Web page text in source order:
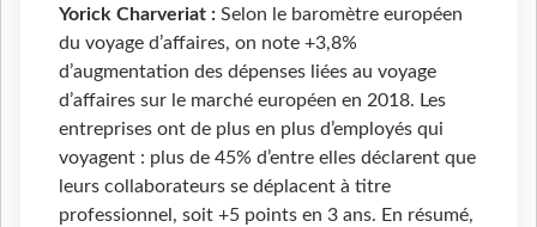
Yorick Charveriat : Selon le baromètre européen
du voyage d’affaires, on note +3,8%
d’augmentation des dépenses liées au voyage
d’affaires sur le marché européen en 2018. Les
entreprises ont de plus en plus d’employés qui
voyagent : plus de 45% d’entre elles déclarent que
leurs collaborateurs se déplacent à titre
professionnel, soit +5 points en 3 ans. En résumé,